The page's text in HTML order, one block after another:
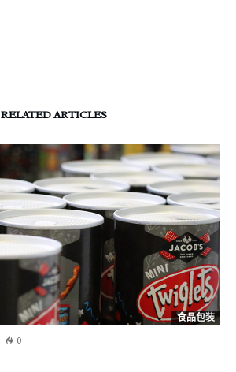
RELATED ARTICLES
食品包装
0